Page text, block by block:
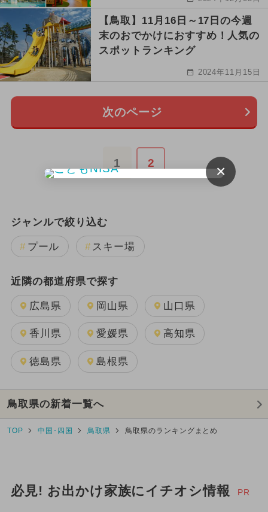
【鳥取】11月16日～17日の今週
末のおでかけにおすすめ！人気の
スポットランキング
2024年11月15日
次のページ
1 2
ジャンルで絞り込む
プール スキー場
近隣の都道府県で探す
広島県 岡山県 山口県
香川県 愛媛県 高知県
徳島県 島根県
鳥取県の新着一覧へ
TOP 中国･四国 鳥取県 鳥取県のランキングまとめ
必見! お出かけ家族にイチオシ情報 PR
×